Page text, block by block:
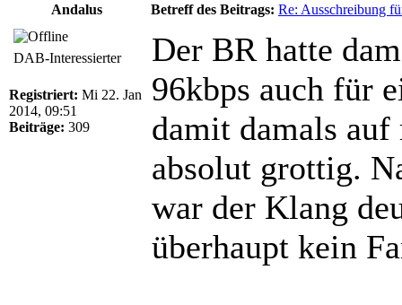
Andalus Betreff des Beitrags: Re: Ausschreibung
DAB-Interessierter
Registriert: Mi 22. Jan
2014, 09:51
Beiträge: 309
Der BR hatte
96kbps auch für
damit damals
absolut grottig.
war der Klang
überhaupt kein